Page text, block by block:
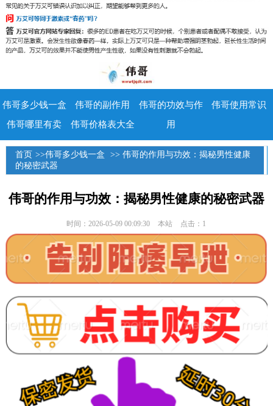
伟哥多少钱一盒 伟哥的副作用
伟哥的功效与作
用
伟哥使用常识
伟哥哪里有卖
伟哥价格表大全
首页 >>伟哥多少钱一盒
>> 伟哥的作用与功效：揭秘男性健康
的秘密武器
伟哥的作用与功效：揭秘男性健康的秘密武器
时间：2026-05-09 00:09:30 本站 点击：1